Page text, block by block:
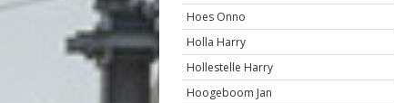
Hoes Onno
Holla Harry
Hollestelle Harry
Hoogeboom Jan